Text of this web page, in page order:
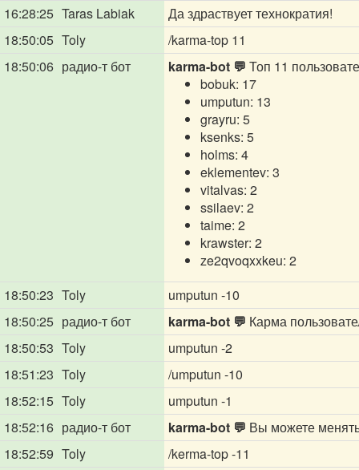
16:28:25 Taras Labiak
Да здраствует технократия!
18:50:05 Toly
/karma-top 11
18:50:06 радио-т бот karma-bot 💬 Топ 11
bobuk: 17
umputun: 13
grayru: 5
ksenks: 5
holms: 4
eklementev: 3
vitalvas: 2
ssilaev: 2
taime: 2
krawster: 2
ze2qvoqxxkeu: 2
18:50:23 Toly
umputun -10
18:50:25 радио-т бот karma-bot 💬 Карма
18:50:53 Toly
umputun -2
18:51:23 Toly
/umputun -10
18:52:15 Toly
umputun -1
18:52:16 радио-т бот karma-bot 💬 Вы можете
18:52:59 Toly
/kerma-top -11